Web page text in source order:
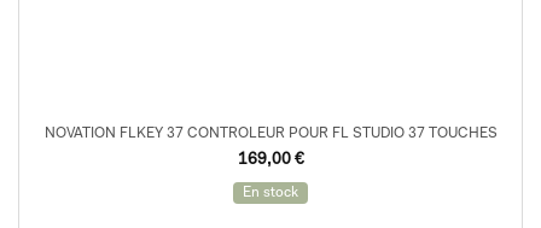
NOVATION FLKEY 37 CONTROLEUR POUR FL STUDIO 37 TOUCHES
Le
initial
était :
169,00 €
Le
actuel
est :
En stock